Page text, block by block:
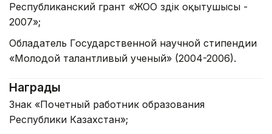
Республиканский грант «ЖОО үздік оқытушысы -
2007»;
Обладатель Государственной научной стипендии
«Молодой талантливый ученый» (2004-2006).
Награды
Знак «Почетный работник образования
Республики Казахстан»;